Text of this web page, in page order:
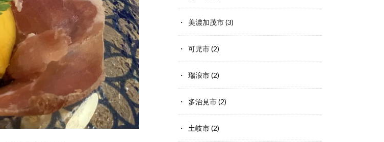
美濃加茂市(3)
可児市(2)
瑞浪市(2)
多治見市(2)
土岐市(2)